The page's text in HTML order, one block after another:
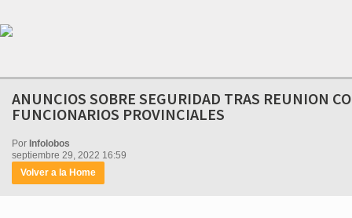
ANUNCIOS SOBRE SEGURIDAD TRAS REUNION
FUNCIONARIOS PROVINCIALES
Por Infolobos
septiembre 29, 2022 16:59
Volver a la Home